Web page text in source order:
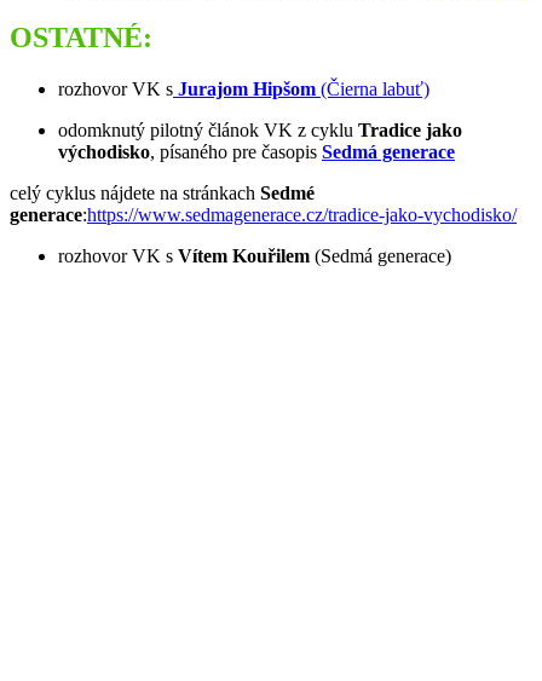
OSTATNÉ:
rozhovor VK s Jurajom Hipšom (Čierna labuť)
odomknutý pilotný článok VK z cyklu Tradice jako
východisko, písaného pre časopis Sedmá generace
celý cyklus nájdete na stránkach Sedmé
generace:https://www.sedmagenerace.cz/tradice-jako-vychodisko/
rozhovor VK s Vítem Kouřilem (Sedmá generace)